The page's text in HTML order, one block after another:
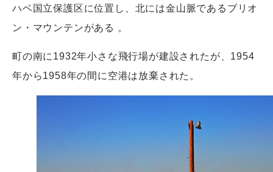
ハベ国立保護区に位置し、北には金山脈であるブリオ
ン・マウンテンがある 。
町の南に1932年小さな飛行場が建設されたが、1954
年から1958年の間に空港は放棄された。